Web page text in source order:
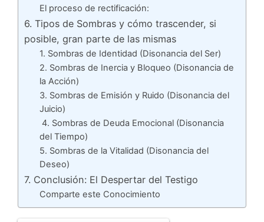
El proceso de rectificación:
6. Tipos de Sombras y cómo trascender, si
posible, gran parte de las mismas
1. Sombras de Identidad (Disonancia del Ser)
2. Sombras de Inercia y Bloqueo (Disonancia de
la Acción)
3. Sombras de Emisión y Ruido (Disonancia del
Juicio)
4. Sombras de Deuda Emocional (Disonancia
del Tiempo)
5. Sombras de la Vitalidad (Disonancia del
Deseo)
7. Conclusión: El Despertar del Testigo
Comparte este Conocimiento